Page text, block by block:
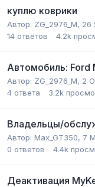
куплю коврики
Автор: ZG_2976_M, 26
14 ответов 4.2k
Автомобиль: Ford
Автор: ZG_2976_M, 2
4 ответа 3.2k
Владельцы/
Автор: Max_GT350, 7
0 ответов 4.4k
Деактивация